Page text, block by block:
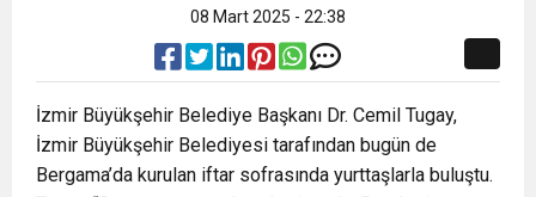
08 Mart 2025 - 22:38
İzmir Büyükşehir Belediye Başkanı Dr. Cemil Tugay,
İzmir Büyükşehir Belediyesi tarafından bugün de
Bergama’da kurulan iftar sofrasında yurttaşlarla buluştu.